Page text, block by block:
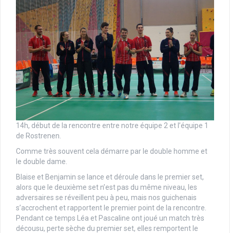
14h, début de la rencontre entre notre équipe 2 et l’équipe 1
de Rostrenen.
Comme très souvent cela démarre par le double homme et
le double dame.
Blaise et Benjamin se lance et déroule dans le premier set,
alors que le deuxième set n’est pas du même niveau, les
adversaires se réveillent peu à peu, mais nos guichenais
s’accrochent et rapportent le premier point de la rencontre.
Pendant ce temps Léa et Pascaline ont joué un match très
décousu, perte sèche du premier set, elles remportent le